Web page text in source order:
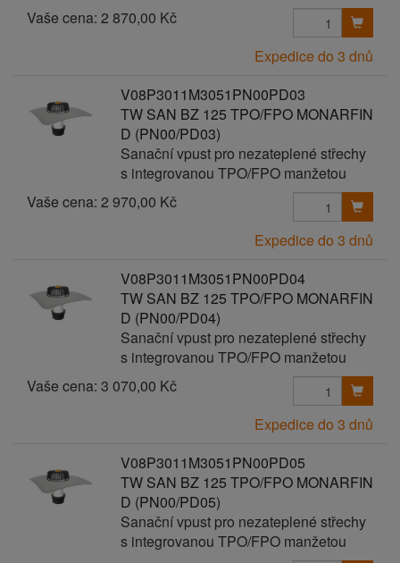
Vaše cena: 2 870,00 Kč
Expedice do 3 dnů
V08P3011M3051PN00PD03
TW SAN BZ 125 TPO/FPO MONARFIN
D (PN00/PD03)
Sanační vpust pro nezateplené střechy
s integrovanou TPO/FPO manžetou
Vaše cena: 2 970,00 Kč
Expedice do 3 dnů
V08P3011M3051PN00PD04
TW SAN BZ 125 TPO/FPO MONARFIN
D (PN00/PD04)
Sanační vpust pro nezateplené střechy
s integrovanou TPO/FPO manžetou
Vaše cena: 3 070,00 Kč
Expedice do 3 dnů
V08P3011M3051PN00PD05
TW SAN BZ 125 TPO/FPO MONARFIN
D (PN00/PD05)
Sanační vpust pro nezateplené střechy
s integrovanou TPO/FPO manžetou